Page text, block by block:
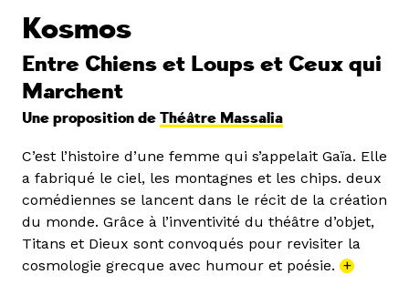
Kosmos
Entre Chiens et Loups et Ceux qui
Marchent
Une proposition de Théâtre Massalia
C’est l’histoire d’une femme qui s’appelait Gaïa. Elle
a fabriqué le ciel, les montagnes et les chips. deux
comédiennes se lancent dans le récit de la création
du monde. Grâce à l’inventivité du théâtre d’objet,
Titans et Dieux sont convoqués pour revisiter la
cosmologie grecque avec humour et poésie. +